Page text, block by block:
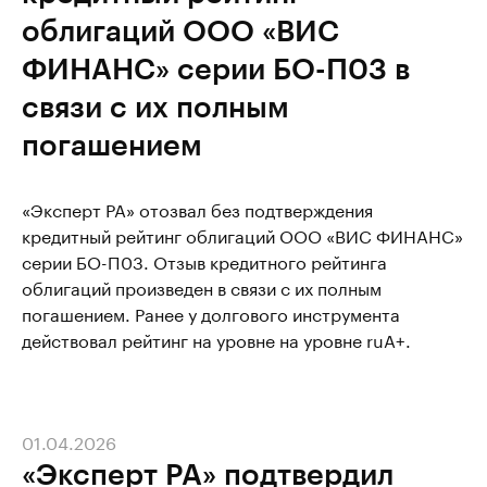
облигаций ООО «ВИС
ФИНАНС» серии БО-П03 в
связи с их полным
погашением
«Эксперт РА» отозвал без подтверждения
кредитный рейтинг облигаций ООО «ВИС ФИНАНС»
серии БО-П03. Отзыв кредитного рейтинга
облигаций произведен в связи с их полным
погашением. Ранее у долгового инструмента
действовал рейтинг на уровне на уровне ruA+.
«Эксперт РА» подтвердил
01.04.2026